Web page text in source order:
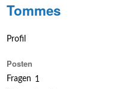
Tommes
Profil
Posten
Fragen 1